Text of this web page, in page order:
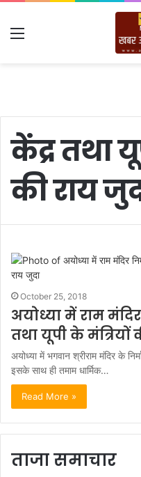
Menu
केंद्र तथा
की राय
October 25, 2018
अयोध्या में राम
तथा यूपी के मंत्रियों
अयोध्या में भगवान श्रीराम मंदिर के
इसके साथ ही तमाम धार्मिक…
Read More »
ताजा समाचार